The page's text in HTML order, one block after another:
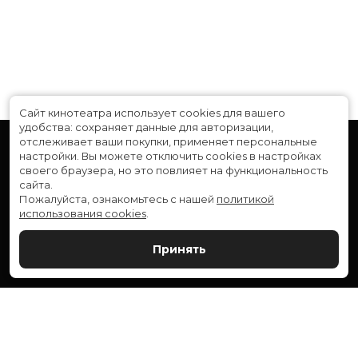
Расписание
Скоро в кино
Служба поддержки
Сайт кинотеатра использует cookies для вашего
удобства: сохраняет данные для авторизации,
отслеживает ваши покупки, применяет персональные
настройки. Вы можете отключить cookies в настройках
своего браузера, но это повлияет на функциональность
сайта.
Пожалуйста, ознакомьтесь с нашей политикой
использования cookies
Принять